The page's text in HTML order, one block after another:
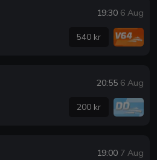
19:30 6 Aug
540 kr
20:55 6 Aug
200 kr
19:00 7 Aug